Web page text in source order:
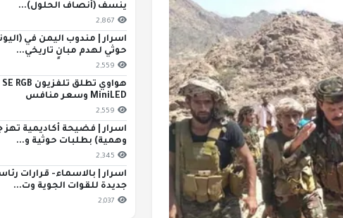
ينسف (أنصاف الحلول)...
2,867
اسرار | مندوب اليمن في
حوثي لهدم مبانٍ تاريخي...
2,559
MiniLED وسعر منافس
2,559
اسرار | فضيحة أكاديمية
وهمية) بطلبات حوثية و...
2,345
اسرار | بالاسماء- قرارات
جديدة للقوات الجوية وت...
2,037